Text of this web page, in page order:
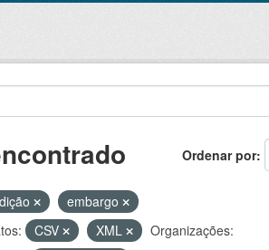
Ordenar por
embargo
CSV XML
Organizações: